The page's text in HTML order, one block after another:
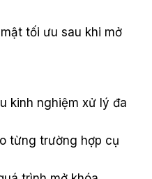
tối ưu sau khi mở
kinh nghiệm xử lý đa
từng trường hợp cụ